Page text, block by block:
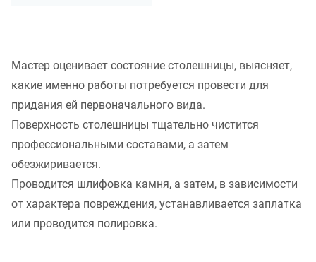
Мастер оценивает состояние столешницы, выясняет,
какие именно работы потребуется провести для
придания ей первоначального вида.
Поверхность столешницы тщательно чистится
профессиональными составами, а затем
обезжиривается.
Проводится шлифовка камня, а затем, в зависимости
от характера повреждения, устанавливается заплатка
или проводится полировка.